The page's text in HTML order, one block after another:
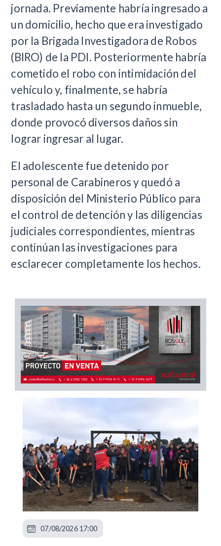
jornada. Previamente habría ingresado a
un domicilio, hecho que era investigado
por la Brigada Investigadora de Robos
(BIRO) de la PDI. Posteriormente habría
cometido el robo con intimidación del
vehículo y, finalmente, se habría
trasladado hasta un segundo inmueble,
donde provocó diversos daños sin
lograr ingresar al lugar.
El adolescente fue detenido por
personal de Carabineros y quedó a
disposición del Ministerio Público para
el control de detención y las diligencias
judiciales correspondientes, mientras
continúan las investigaciones para
esclarecer completamente los hechos.
07/08/2026 17:00